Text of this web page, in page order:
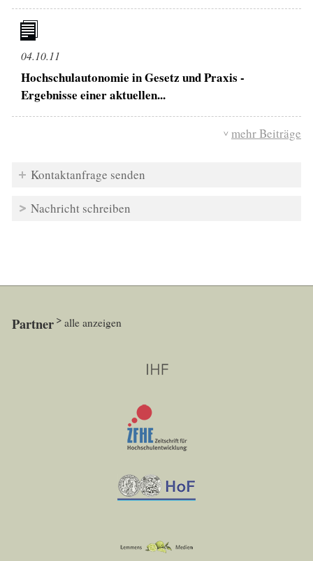
04.10.11
Hochschulautonomie in Gesetz und Praxis -
Ergebnisse einer aktuellen...
mehr Beiträge
Kontaktanfrage senden
Nachricht schreiben
Partner alle anzeigen